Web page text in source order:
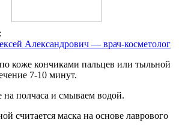
Александрович — врач-косметолог
коже кончиками пальцев или тыльной
7-10 минут.
на полчаса и смываем водой.
считается маска на основе лаврового